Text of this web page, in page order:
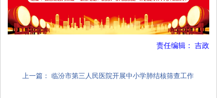
责任编辑： 吉政
上一篇： 临汾市第三人民医院开展中小学肺结核筛查工作